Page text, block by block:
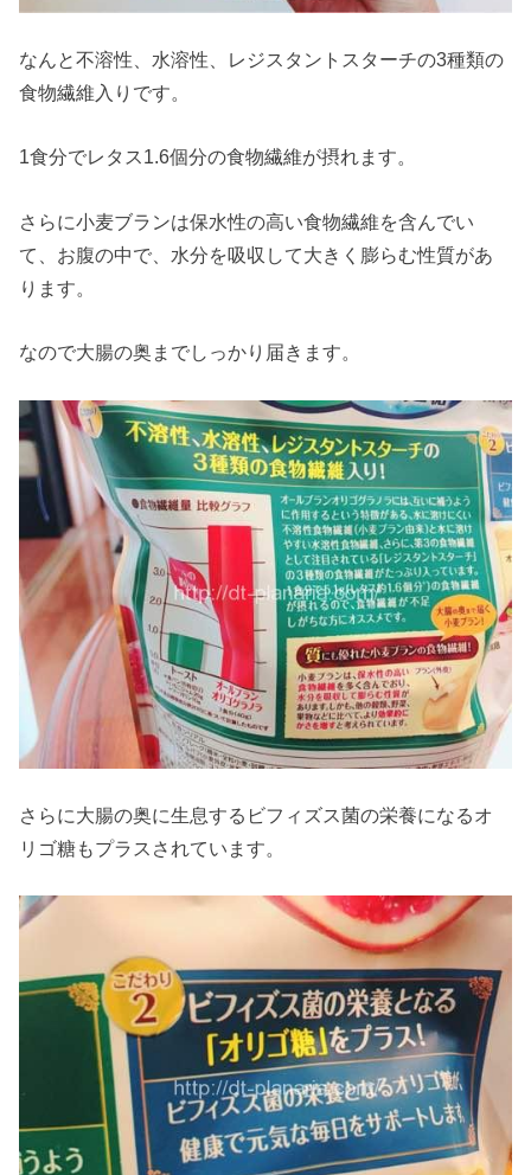
なんと不溶性、水溶性、レジスタントスターチの3種類の
食物繊維入りです。
1食分でレタス1.6個分の食物繊維が摂れます。
さらに小麦ブランは保水性の高い食物繊維を含んでい
て、お腹の中で、水分を吸収して大きく膨らむ性質があ
ります。
なので大腸の奥までしっかり届きます。
さらに大腸の奥に生息するビフィズス菌の栄養になるオ
リゴ糖もプラスされています。